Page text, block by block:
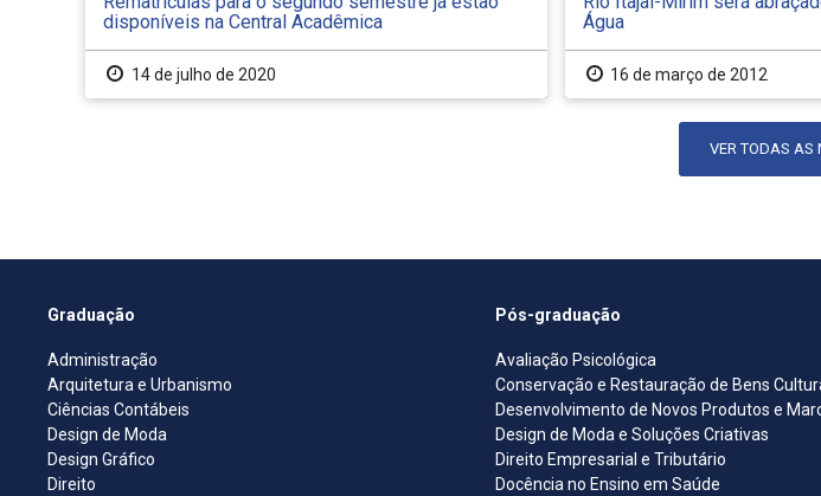
disponíveis na Central Acadêmica
14 de julho de 2020
Água
16 de março de 2012
VER TODAS AS
Graduação
Administração
Arquitetura e Urbanismo
Ciências Contábeis
Design de Moda
Design Gráfico
Direito
Pós-graduação
Avaliação Psicológica
Conservação e Restauração de Bens
Desenvolvimento de Novos Produtos e
Design de Moda e Soluções Criativas
Direito Empresarial e Tributário
Docência no Ensino em Saúde